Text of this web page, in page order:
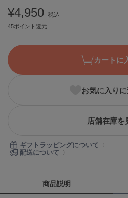
バンドリヤー
CELFORD
¥4,950 税込
45ポイント還元
カートに
お気に入り
店舗在庫を
ギフトラッピングについて
配送について
商品説明